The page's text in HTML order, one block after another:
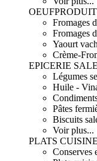
OEUF
Fromages
Fromages
Yaourt
Crème-
EPICERIE
Légumes
Huile -
Pâtes
Biscuits
Voir plus...
PLATS
Conserves